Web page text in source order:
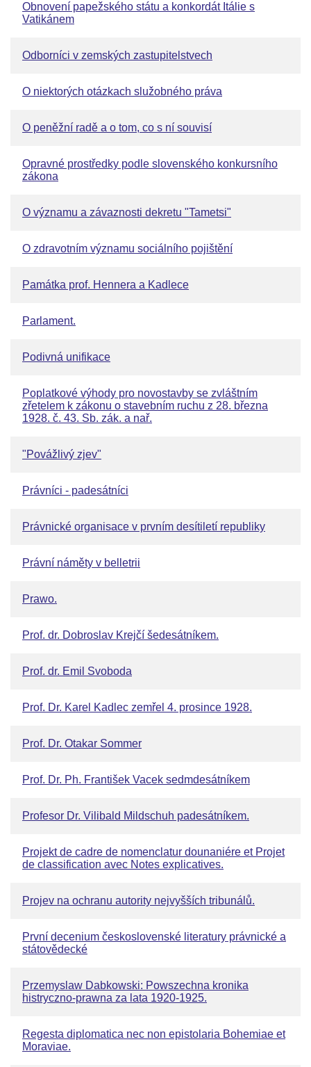
Obnovení papežského státu a konkordát Itálie s
Vatikánem
Odborníci v zemských zastupitelstvech
O niektorých otázkach služobného práva
O peněžní radě a o tom, co s ní souvisí
Opravné prostředky podle slovenského konkursního
zákona
O významu a závaznosti dekretu "Tametsi"
O zdravotním významu sociálního pojištění
Památka prof. Hennera a Kadlece
Parlament.
Podivná unifikace
Poplatkové výhody pro novostavby se zvláštním
zřetelem k zákonu o stavebním ruchu z 28. března
1928. č. 43. Sb. zák. a nař.
"Povážlivý zjev"
Právníci - padesátníci
Právnické organisace v prvním desítiletí republiky
Právní náměty v belletrii
Prawo.
Prof. dr. Dobroslav Krejčí šedesátníkem.
Prof. dr. Emil Svoboda
Prof. Dr. Karel Kadlec zemřel 4. prosince 1928.
Prof. Dr. Otakar Sommer
Prof. Dr. Ph. František Vacek sedmdesátníkem
Profesor Dr. Vilibald Mildschuh padesátníkem.
Projekt de cadre de nomenclatur dounaniére et Projet
de classification avec Notes explicatives.
Projev na ochranu autority nejvyšších tribunálů.
První decenium československé literatury právnické a
státovědecké
Przemyslaw Dabkowski: Powszechna kronika
histryczno-prawna za lata 1920-1925.
Regesta diplomatica nec non epistolaria Bohemiae et
Moraviae.